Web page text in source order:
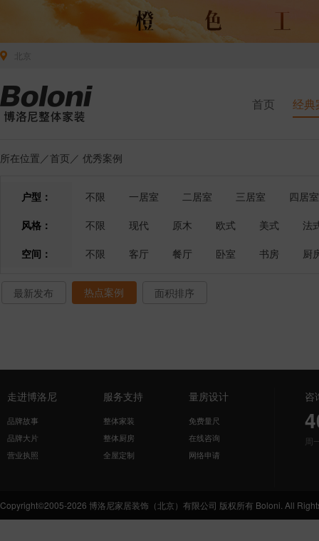
首页 经典
所在位置／首页 ／ 优秀案例
户型： 不限 一居室 二居室 三居室
四居室
风格：
不限 现代 原木 欧式 美式
法
空间：
不限 客厅 餐厅 卧室 书房 厨
最新发布 热点案例 面积排序
走进博洛尼
品牌故事
品牌大片
营业执照
服务支持
整体家装
整体厨房
全屋定制
量房设计
免费量尺
在线咨询
网络申请
咨
周
Copyright©2005-2026 博洛尼家居装饰（北京）有限公司 版权所有 Boloni. All